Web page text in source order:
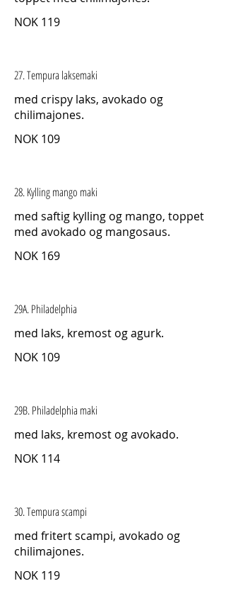
NOK 119
27. Tempura laksemaki
med crispy laks, avokado og
chilimajones.
NOK 109
28. Kylling mango maki
med saftig kylling og mango, toppet
med avokado og mangosaus.
NOK 169
29A. Philadelphia
med laks, kremost og agurk.
NOK 109
29B. Philadelphia maki
med laks, kremost og avokado.
NOK 114
30. Tempura scampi
med fritert scampi, avokado og
chilimajones.
NOK 119